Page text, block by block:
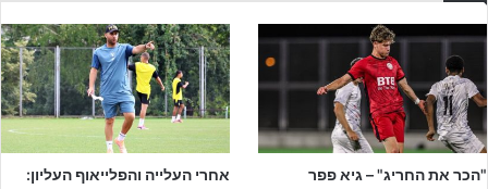
חיים כזכור נכנס ללבבות של כולנו עם טורנירים מרגשים ותשוקה אדירה
למשחק, כשהוליך את נבחרת הנוער לגמר היורו ושנה לאחר מכן למקום
השלישי במונדיאליטו שנערך בארגנטינה.
"הכר את החריג" – גיא פפר
אחרי העלייה והפלייאוף העליון: